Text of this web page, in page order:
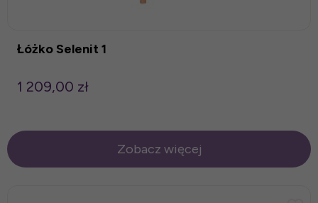
Łóżko Selenit 1
1 209,00 zł
Zobacz więcej